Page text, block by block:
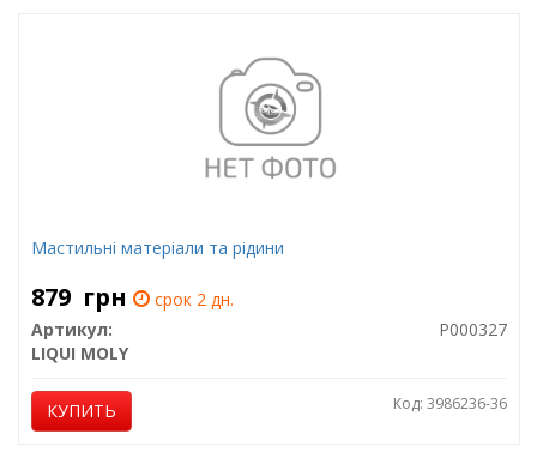
Мастильні матеріали та рідини
879 грн
срок 2 дн.
Артикул:
P000327
LIQUI MOLY
КУПИТЬ Код: 3986236-36